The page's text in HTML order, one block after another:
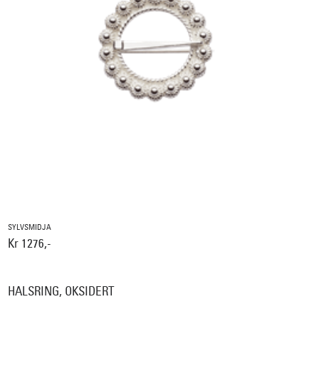
SYLVSMIDJA
Kr 1276,-
HALSRING, OKSIDERT